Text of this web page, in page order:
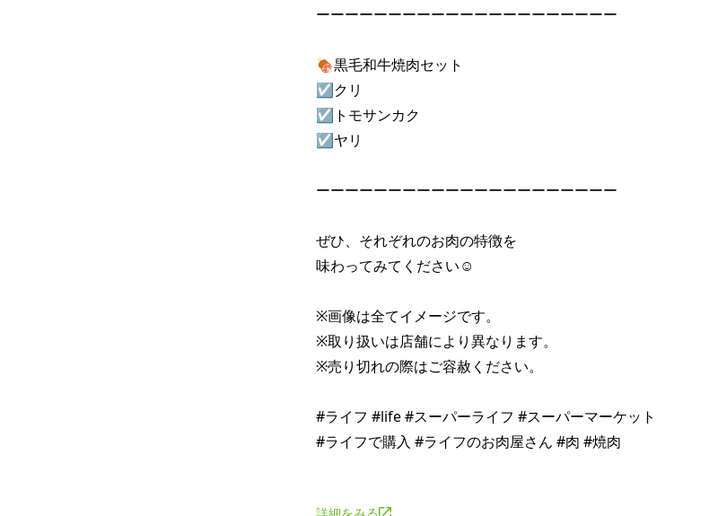
ーーーーーーーーーーーーーーーーーーーーー
🍖黒毛和牛焼肉セット
☑クリ
☑トモサンカク
☑ヤリ
ーーーーーーーーーーーーーーーーーーーーー
ぜひ、それぞれのお肉の特徴を
味わってみてください☺
※画像は全てイメージです。
※取り扱いは店舗により異なります。
※売り切れの際はご容赦ください。
#ライフ #life #スーパーライフ #スーパーマーケット
#ライフで購入 #ライフのお肉屋さん #肉 #焼肉